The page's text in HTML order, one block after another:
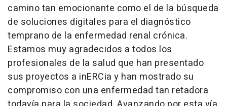
camino tan emocionante como el de la búsqueda
de soluciones digitales para el diagnóstico
temprano de la enfermedad renal crónica.
Estamos muy agradecidos a todos los
profesionales de la salud que han presentado
sus proyectos a inERCia y han mostrado su
compromiso con una enfermedad tan retadora